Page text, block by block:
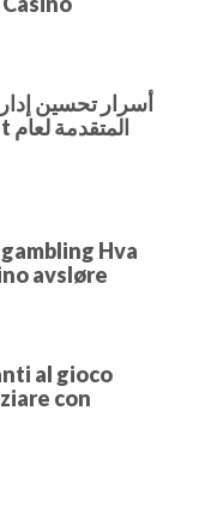
أسرار تحسين
Hva
avsløre
al gioco
con